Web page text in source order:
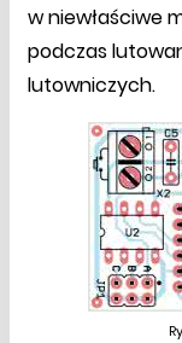
w niewłaściwe
podczas
lutowniczych.